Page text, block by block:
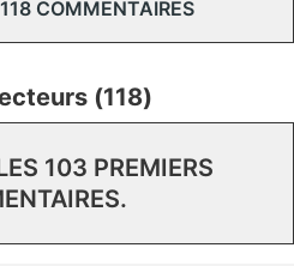
COMMENTAIRES
(118)
103 PREMIERS